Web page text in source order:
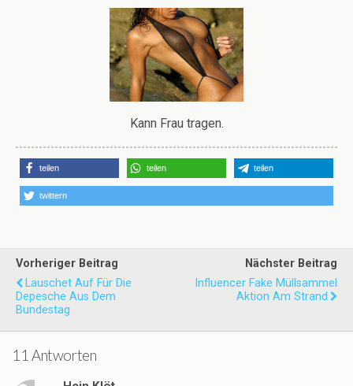
Kann Frau tragen.
teilen teilen teilen
twittern
Vorheriger Beitrag
Lauschet Auf Für Die
Depesche Aus Dem
Bundestag
Nächster Beitrag
Influencer Fake Müllsammel
Aktion Am Strand
11 Antworten